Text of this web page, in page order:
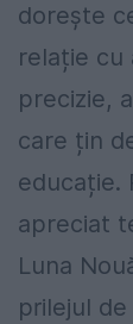
dorește
relație cu
precizie,
care țin
educație.
apreciat
Luna
prilejul